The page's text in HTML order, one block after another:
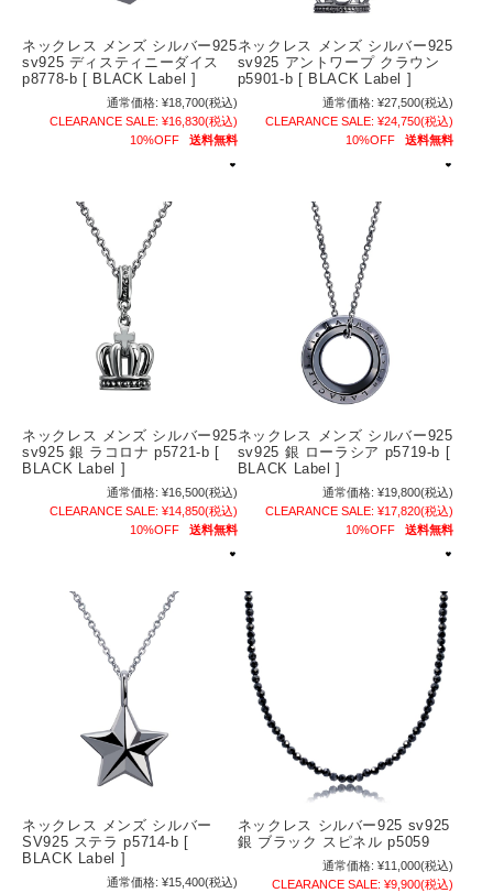
ネックレス メンズ シルバー925
sv925 ディスティニーダイス
p8778-b [ BLACK Label ]
通常価格: ¥18,700(税込)
CLEARANCE SALE: ¥16,830(税込)
10%OFF
送料無料
ネックレス メンズ シルバー925
sv925 アントワープ クラウン
p5901-b [ BLACK Label ]
通常価格: ¥27,500(税込)
CLEARANCE SALE: ¥24,750(税込)
10%OFF
送料無料
ネックレス メンズ シルバー925
sv925 銀 ラコロナ p5721-b [
BLACK Label ]
通常価格: ¥16,500(税込)
CLEARANCE SALE: ¥14,850(税込)
10%OFF
送料無料
ネックレス メンズ シルバー925
sv925 銀 ローラシア p5719-b [
BLACK Label ]
通常価格: ¥19,800(税込)
CLEARANCE SALE: ¥17,820(税込)
10%OFF
送料無料
ネックレス メンズ シルバー
SV925 ステラ p5714-b [
BLACK Label ]
通常価格: ¥15,400(税込)
ネックレス シルバー925 sv925
銀 ブラック スピネル p5059
通常価格: ¥11,000(税込)
CLEARANCE SALE: ¥9,900(税込)